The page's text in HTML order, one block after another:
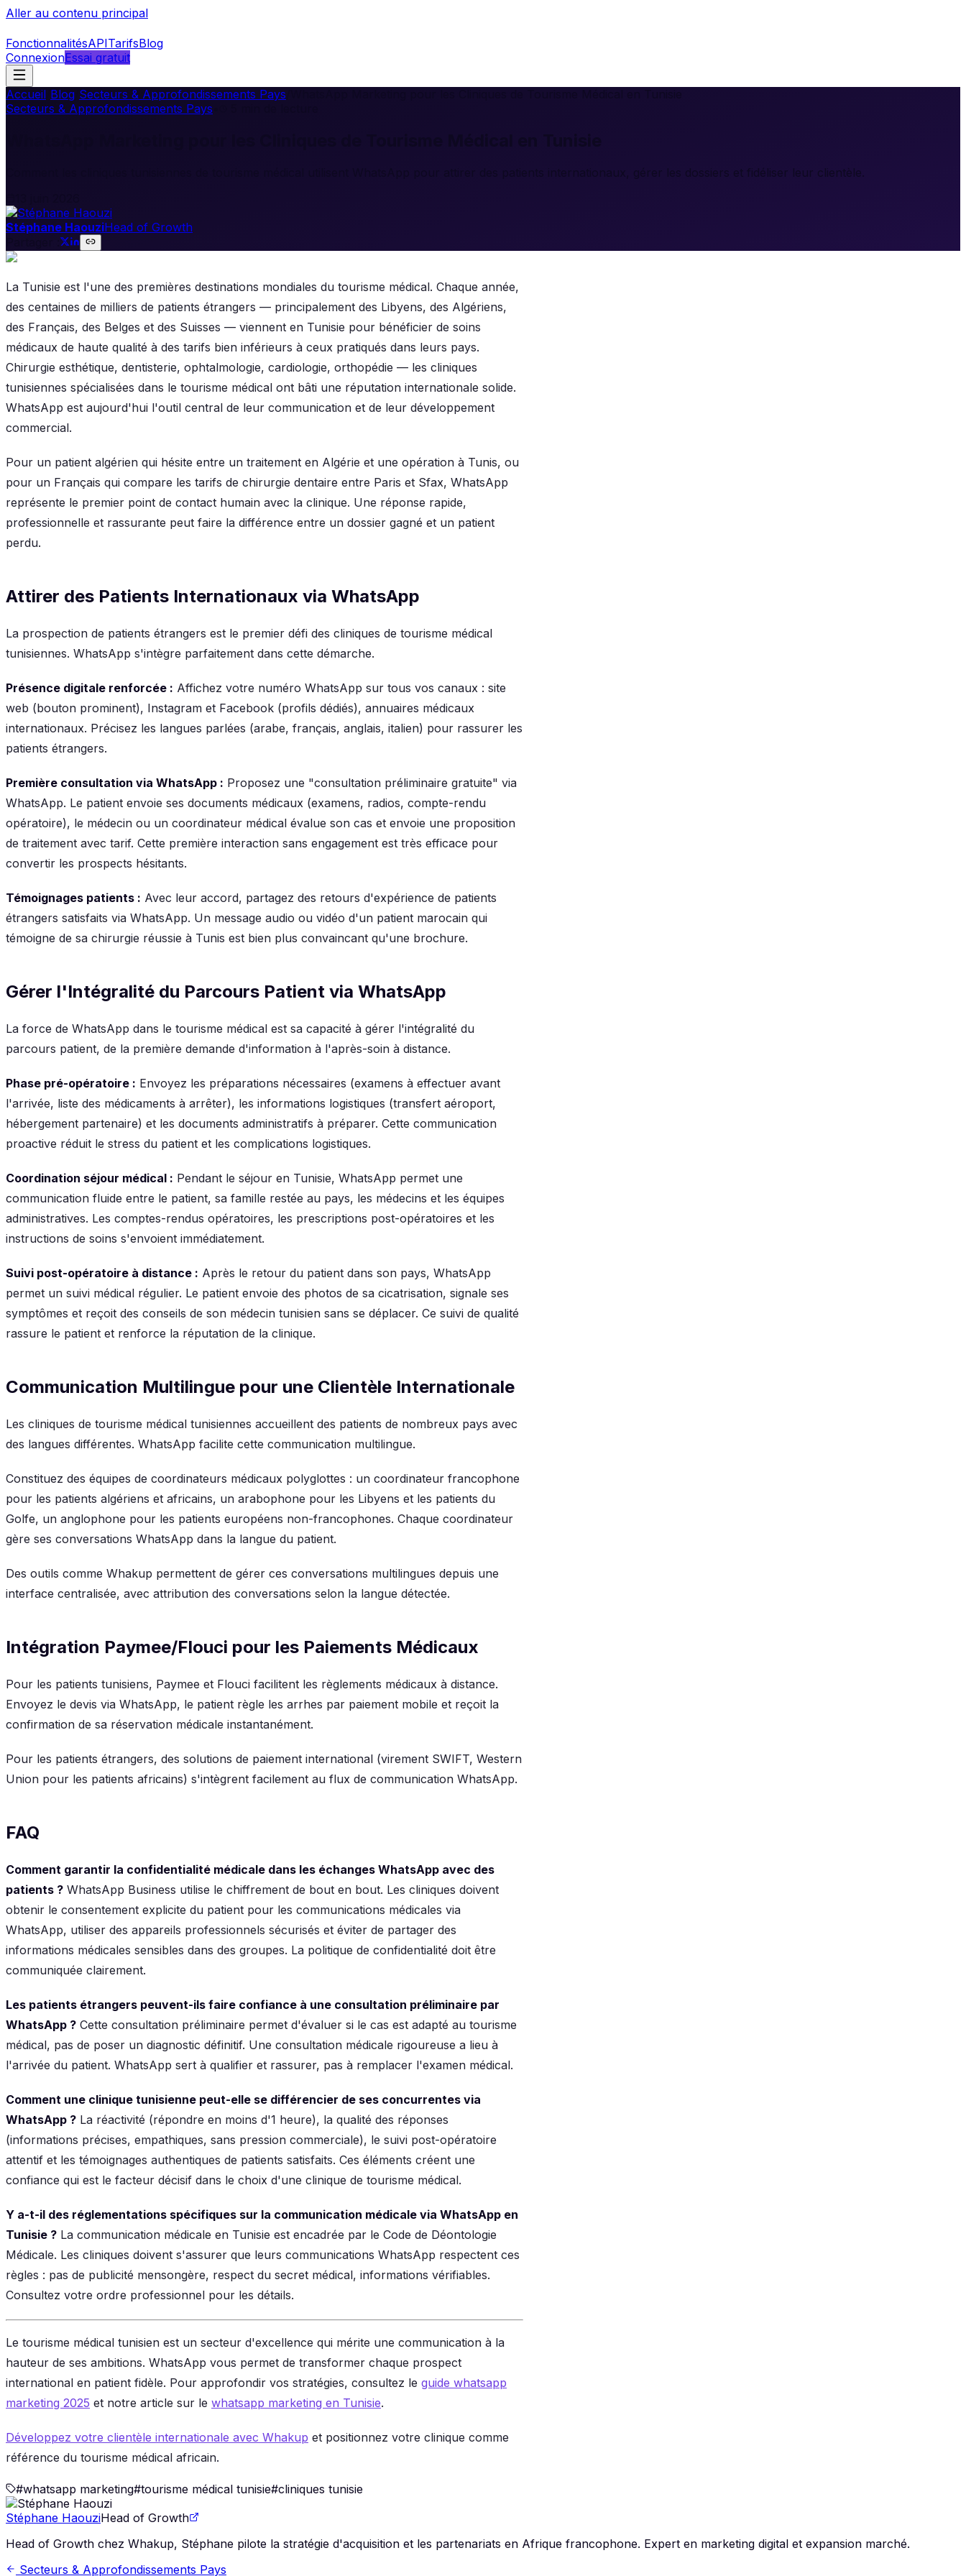
Aller au contenu principal
FonctionnalitésAPITarifsBlog
ConnexionEssai gratuit
Accueil Blog Secteurs & Approfondissements Pays
Secteurs & Approfondissements Pays
Comment les cliniques tunisiennes de tourisme médical utilisent WhatsApp pour attirer des patients internationaux, gérer les dossiers et fidéliser leur clientèle.
Stéphane HaouziHead of Growth
La Tunisie est l'une des premières destinations mondiales du tourisme médical. Chaque année,
des centaines de milliers de patients étrangers — principalement des Libyens, des Algériens,
des Français, des Belges et des Suisses — viennent en Tunisie pour bénéficier de soins
médicaux de haute qualité à des tarifs bien inférieurs à ceux pratiqués dans leurs pays.
Chirurgie esthétique, dentisterie, ophtalmologie, cardiologie, orthopédie — les cliniques
tunisiennes spécialisées dans le tourisme médical ont bâti une réputation internationale solide.
WhatsApp est aujourd'hui l'outil central de leur communication et de leur développement
commercial.
Pour un patient algérien qui hésite entre un traitement en Algérie et une opération à Tunis, ou
pour un Français qui compare les tarifs de chirurgie dentaire entre Paris et Sfax, WhatsApp
représente le premier point de contact humain avec la clinique. Une réponse rapide,
professionnelle et rassurante peut faire la différence entre un dossier gagné et un patient
perdu.
Attirer des Patients Internationaux via WhatsApp
La prospection de patients étrangers est le premier défi des cliniques de tourisme médical
tunisiennes. WhatsApp s'intègre parfaitement dans cette démarche.
Présence digitale renforcée : Affichez votre numéro WhatsApp sur tous vos canaux : site
web (bouton prominent), Instagram et Facebook (profils dédiés), annuaires médicaux
internationaux. Précisez les langues parlées (arabe, français, anglais, italien) pour rassurer les
patients étrangers.
Première consultation via WhatsApp : Proposez une "consultation préliminaire gratuite" via
WhatsApp. Le patient envoie ses documents médicaux (examens, radios, compte-rendu
opératoire), le médecin ou un coordinateur médical évalue son cas et envoie une proposition
de traitement avec tarif. Cette première interaction sans engagement est très efficace pour
convertir les prospects hésitants.
Témoignages patients : Avec leur accord, partagez des retours d'expérience de patients
étrangers satisfaits via WhatsApp. Un message audio ou vidéo d'un patient marocain qui
témoigne de sa chirurgie réussie à Tunis est bien plus convaincant qu'une brochure.
Gérer l'Intégralité du Parcours Patient via WhatsApp
La force de WhatsApp dans le tourisme médical est sa capacité à gérer l'intégralité du
parcours patient, de la première demande d'information à l'après-soin à distance.
Phase pré-opératoire : Envoyez les préparations nécessaires (examens à effectuer avant
l'arrivée, liste des médicaments à arrêter), les informations logistiques (transfert aéroport,
hébergement partenaire) et les documents administratifs à préparer. Cette communication
proactive réduit le stress du patient et les complications logistiques.
Coordination séjour médical : Pendant le séjour en Tunisie, WhatsApp permet une
communication fluide entre le patient, sa famille restée au pays, les médecins et les équipes
administratives. Les comptes-rendus opératoires, les prescriptions post-opératoires et les
instructions de soins s'envoient immédiatement.
Suivi post-opératoire à distance : Après le retour du patient dans son pays, WhatsApp
permet un suivi médical régulier. Le patient envoie des photos de sa cicatrisation, signale ses
symptômes et reçoit des conseils de son médecin tunisien sans se déplacer. Ce suivi de qualité
rassure le patient et renforce la réputation de la clinique.
Communication Multilingue pour une Clientèle Internationale
Les cliniques de tourisme médical tunisiennes accueillent des patients de nombreux pays avec
des langues différentes. WhatsApp facilite cette communication multilingue.
Constituez des équipes de coordinateurs médicaux polyglottes : un coordinateur francophone
pour les patients algériens et africains, un arabophone pour les Libyens et les patients du
Golfe, un anglophone pour les patients européens non-francophones. Chaque coordinateur
gère ses conversations WhatsApp dans la langue du patient.
Des outils comme Whakup permettent de gérer ces conversations multilingues depuis une
interface centralisée, avec attribution des conversations selon la langue détectée.
Intégration Paymee/Flouci pour les Paiements Médicaux
Pour les patients tunisiens, Paymee et Flouci facilitent les règlements médicaux à distance.
Envoyez le devis via WhatsApp, le patient règle les arrhes par paiement mobile et reçoit la
confirmation de sa réservation médicale instantanément.
Pour les patients étrangers, des solutions de paiement international (virement SWIFT, Western
Union pour les patients africains) s'intègrent facilement au flux de communication WhatsApp.
FAQ
Comment garantir la confidentialité médicale dans les échanges WhatsApp avec des
patients ? WhatsApp Business utilise le chiffrement de bout en bout. Les cliniques doivent
obtenir le consentement explicite du patient pour les communications médicales via
WhatsApp, utiliser des appareils professionnels sécurisés et éviter de partager des
informations médicales sensibles dans des groupes. La politique de confidentialité doit être
communiquée clairement.
Les patients étrangers peuvent-ils faire confiance à une consultation préliminaire par
WhatsApp ? Cette consultation préliminaire permet d'évaluer si le cas est adapté au tourisme
médical, pas de poser un diagnostic définitif. Une consultation médicale rigoureuse a lieu à
l'arrivée du patient. WhatsApp sert à qualifier et rassurer, pas à remplacer l'examen médical.
Comment une clinique tunisienne peut-elle se différencier de ses concurrentes via
WhatsApp ? La réactivité (répondre en moins d'1 heure), la qualité des réponses
(informations précises, empathiques, sans pression commerciale), le suivi post-opératoire
attentif et les témoignages authentiques de patients satisfaits. Ces éléments créent une
confiance qui est le facteur décisif dans le choix d'une clinique de tourisme médical.
Y a-t-il des réglementations spécifiques sur la communication médicale via WhatsApp en
Tunisie ? La communication médicale en Tunisie est encadrée par le Code de Déontologie
Médicale. Les cliniques doivent s'assurer que leurs communications WhatsApp respectent ces
règles : pas de publicité mensongère, respect du secret médical, informations vérifiables.
Consultez votre ordre professionnel pour les détails.
Le tourisme médical tunisien est un secteur d'excellence qui mérite une communication à la
hauteur de ses ambitions. WhatsApp vous permet de transformer chaque prospect
international en patient fidèle. Pour approfondir vos stratégies, consultez le guide whatsapp
marketing 2025 et notre article sur le whatsapp marketing en Tunisie.
Développez votre clientèle internationale avec Whakup et positionnez votre clinique comme
référence du tourisme médical africain.
#whatsapp marketing#tourisme médical tunisie#cliniques tunisie
Stéphane HaouziHead of Growth
Head of Growth chez Whakup, Stéphane pilote la stratégie d'acquisition et les partenariats en Afrique francophone. Expert en marketing digital et expansion marché.
Secteurs & Approfondissements Pays